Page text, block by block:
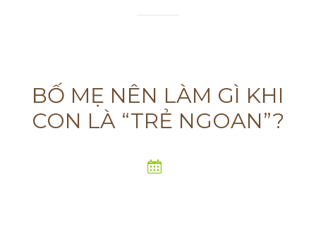
BỐ MẸ NÊN LÀM GÌ KHI
CON LÀ “TRẺ NGOAN”?